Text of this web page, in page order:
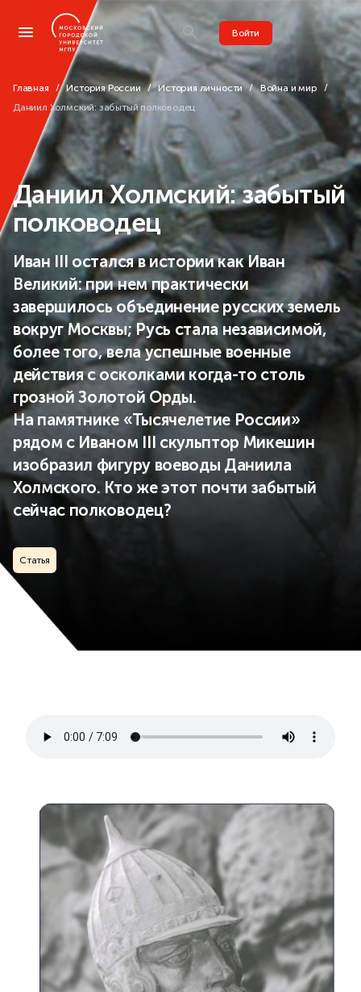
Войти
Главная История России История личности
Война и мир
Даниил Холмский: забытый полководец
Даниил Холмский: забытый
полководец
Иван III остался в истории как Иван
Великий: при нем практически
завершилось объединение русских земель
вокруг Москвы; Русь стала независимой,
более того, вела успешные военные
действия с осколками когда-то столь
грозной Золотой Орды.
На памятнике «Тысячелетие России»
рядом с Иваном III скульптор Микешин
изобразил фигуру воеводы Даниила
Холмского. Кто же этот почти забытый
сейчас полководец?
Статья